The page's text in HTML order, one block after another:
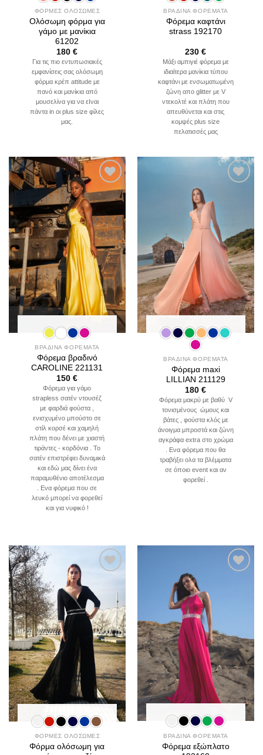
ΦΟΡΜΕΣ ΟΛΟΣΩΜΕΣ
Ολόσωμη φόρμα για
γάμο με μανίκια
61202
180€
Για τις πιο εντυπωσιακές
εμφανίσεις σας ολόσωμη
φόρμα κρέπ attitude με
πανό και μανίκια από
μουσελίνα για να εΙναι
πάντα in οι plus size φίλες
μας.
ΒΡΑΔΙΝΑ ΦΟΡΕΜΑΤΑ
Φόρεμα καφτάνι
strass 192170
230€
Μάξι αμπιγιέ φόρεμα με
ιδιαίτερα μανίκια τύπου
καφτάνι με ενσωματωμένη
ζώνη απο glitter με V
ντεκολτέ και πλάτη που
απευθύνεται και στις
κομψές plus size
πελατισσές μας
Add to
wishlist
ΒΡΑΔΙΝΑ ΦΟΡΕΜΑΤΑ
Φόρεμα βραδινό
CAROLINE 221131
150€
Φόρεμα για γάμο
strapless σατέν ντουσέζ
με φαρδιά φούστα ,
ενισχυμένο μπούστο σε
στίλ κορσέ και χαμηλή
πλάτη που δένει με χιαστή
τιράντες - κορδόνια . Το
σατέν επιστρέφει δυναμικά
και εδώ μας δίνει ένα
παραμυθένιο αποτέλεσμα
. Ενα φόρεμα που σε
λευκό μπορεί να φορεθεί
και για νυφικό !
ΒΡΑΔΙΝΑ ΦΟΡΕΜΑΤΑ
Φόρεμα maxi
LILLIAN 211129
180€
Φόρεμα μακρύ με βαθύ V
τονισμένους ώμους και
βάτες , φούστα κλός με
άνοιγμα μπροστά και ζώνη
αγκράφα extra στο χρώμα
. Ενα φόρεμα που θα
τραβήξει ολα τα βλέμματα
σε όποιο event και αν
φορεθεί .
wishlist
ΦΟΡΜΕΣ ΟΛΟΣΩΜΕΣ
Φόρμα ολόσωμη για
ΒΡΑΔΙΝΑ ΦΟΡΕΜΑΤΑ
Φόρεμα εξώπλατο